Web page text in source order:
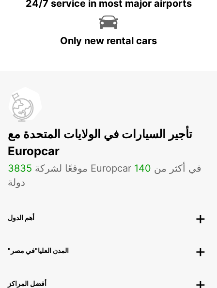
24/7 service in most major airports
Only new rental cars
تأجير السيارات في الولايات المتحدة مع
Europcar
3835 موقعًا لشركة Europcar في أكثر من 140
دولة
أهم الدول
"المدن العليا"في مصر
أفضل المراكز